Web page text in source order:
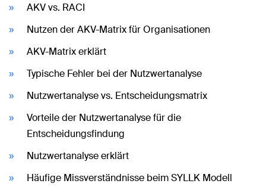
AKV vs. RACI
Nutzen der AKV-Matrix für Organisationen
AKV-Matrix erklärt
Typische Fehler bei der Nutzwertanalyse
Nutzwertanalyse vs. Entscheidungsmatrix
Vorteile der Nutzwertanalyse für die
Entscheidungsfindung
Nutzwertanalyse erklärt
Häufige Missverständnisse beim SYLLK Modell